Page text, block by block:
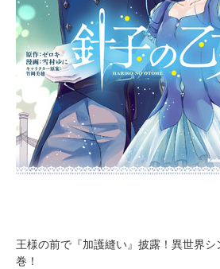
王様の前で『加護縫い』披露！異世界
巻！